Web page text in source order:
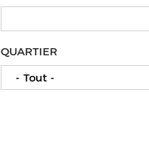
QUARTIER
- Tout -